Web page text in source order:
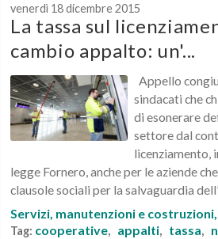
venerdì 18 dicembre 2015
La tassa sul
cambio appalto: un'...
Appello
sindacati che
di esonerare
settore dal
licenziamento,
legge Fornero, anche per le aziende
clausole sociali per la salvaguardia
Servizi, manutenzioni e costruzioni,
Tag: cooperative, appalti, tassa,